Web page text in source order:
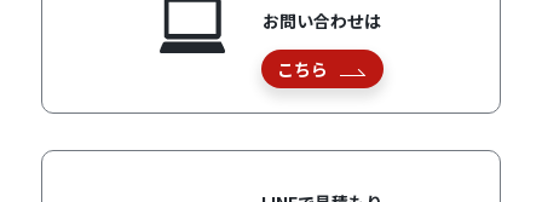
お問い合わせは
こちら